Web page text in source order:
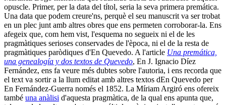
opuscle. Primer, per la data del títol, seria la seva primera premática.
Una data que podem creure'ns, perquè el seu manuscrit va ser trobat
en un plec junt amb altres obres que ens permeten corroborar-la. Ens
afegeix que, com hem vist, l'esquema no segueix ni el de les
pragmàtiques serioses conservades de l'època, ni el de la resta de
pragmàtiques paròdiques d'En Quevedo. A l'article Una premática,
una genealogía y dos textos de Quevedo, En J. Ignacio Díez
Fernández, ens fa veure més dubtes sobre l'autoria, i ens recorda que
el text va sortir a la llum editat amb altres textos dEn Quevedo per
En Fernández-Guerra només el 1852. La Míriam Argiró ens ofereix
també una anàlisi d'aquesta pragmàtica, de la qual ens apunta que,